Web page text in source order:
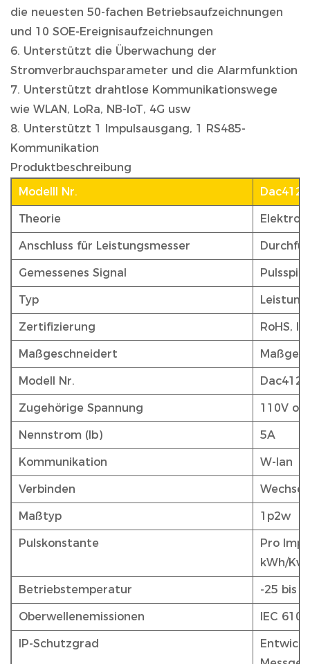
die neuesten 50-fachen Betriebsaufzeichnungen
und 10 SOE-Ereignisaufzeichnungen
6. Unterstützt die Überwachung der
Stromverbrauchsparameter und die Alarmfunktion
7. Unterstützt drahtlose Kommunikationswege
wie WLAN, LoRa, NB-IoT, 4G usw
8. Unterstützt 1 Impulsausgang, 1 RS485-
Kommunikation
Produktbeschreibung
Modelll Nr.
Theorie
Anschluss für Leistungsmesser
Gemessenes Signal
Typ
Zertifizierung RoHS,
Maßgeschneidert
Modell Nr.
Zugehörige Spannung 110V
Nennstrom (Ib) 5A
Kommunikation W-lan
Verbinden
Maßtyp 1p2w
Pulskonstante
Pro
kWh/
Betriebstemperatur -25 bis
Oberwellenemissionen IEC
IP-Schutzgrad